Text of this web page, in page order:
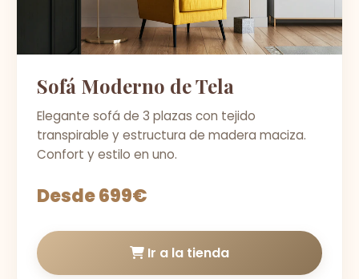
Sofá Moderno de Tela
Elegante sofá de 3 plazas con tejido
transpirable y estructura de madera maciza.
Confort y estilo en uno.
Desde 699€
Ir a la tienda